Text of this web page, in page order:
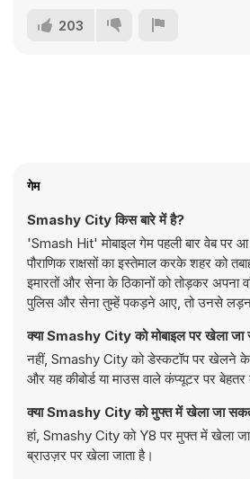
203
गेम
Smashy City किस बारे में है?
'Smash Hit' मोबाइल गेम पहली बार वेब पर
पौराणिक राक्षसों का इस्तेमाल करके शहर को
इमारतों और सेना के ठिकानों को तोड़कर अपना
पुलिस और सेना तुम्हें पकड़ने आए, तो उनसे
क्या Smashy City को मोबाइल पर खेला जा
नहीं, Smashy City को डेस्कटॉप पर खेलने के
और यह कीबोर्ड या माउस वाले कंप्यूटर पर
क्या Smashy City को मुफ्त में खेला जा
हां, Smashy City को Y8 पर मुफ्त में खेला
ब्राउज़र पर खेला जाता है।